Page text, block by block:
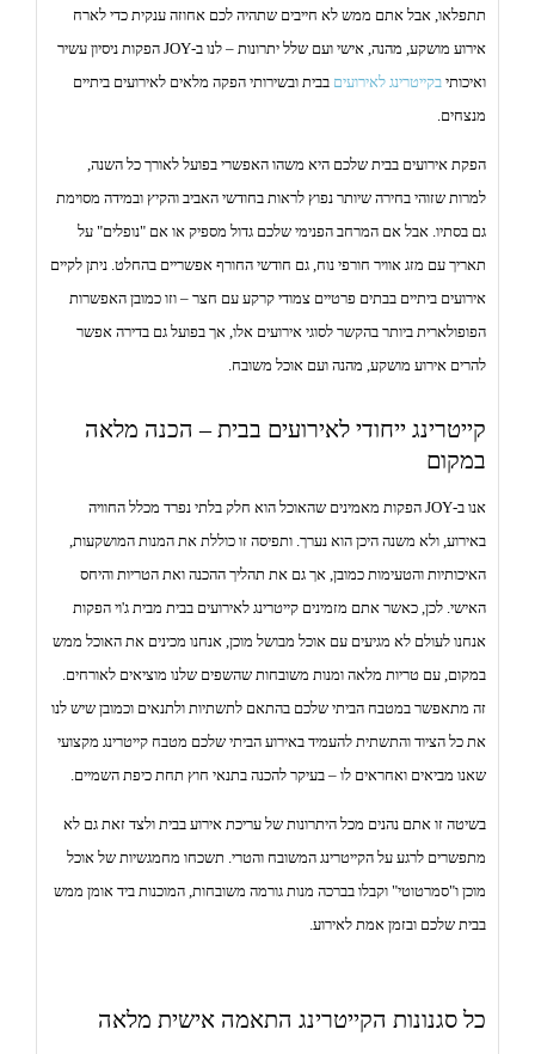
o
תתפלאו, אבל אתם ממש לא חייבים שתהיה לכם אחוזה ענקית כדי לארח
אירוע מושקע, מהנה, אישי ועם שלל יתרונות – לנו ב-JOY הפקות ניסיון עשיר
ואיכותי בקייטרינג לאירועים בבית ובשירותי הפקה מלאים לאירועים ביתיים
מנצחים.
הפקת אירועים בבית שלכם היא משהו האפשרי בפועל לאורך כל השנה,
למרות שזוהי בחירה שיותר נפוץ לראות בחודשי האביב והקיץ ובמידה מסוימת
גם בסתיו. אבל אם המרחב הפנימי שלכם גדול מספיק או אם "נופלים" על
תאריך עם מזג אוויר חורפי נוח, גם חודשי החורף אפשריים בהחלט. ניתן לקיים
אירועים ביתיים בבתים פרטיים צמודי קרקע עם חצר – וזו כמובן האפשרות
הפופולארית ביותר בהקשר לסוגי אירועים אלו, אך בפועל גם בדירה אפשר
להרים אירוע מושקע, מהנה ועם אוכל משובח.
קייטרינג ייחודי לאירועים בבית – הכנה מלאה
במקום
אנו ב-JOY הפקות מאמינים שהאוכל הוא חלק בלתי נפרד מכלל החוויה
באירוע, ולא משנה היכן הוא נערך. ותפיסה זו כוללת את המנות המושקעות,
האיכותיות והטעימות כמובן, אך גם את תהליך ההכנה ואת הטריות והיחס
האישי. לכן, כאשר אתם מזמינים קייטרינג לאירועים בבית מבית ג'וי הפקות
אנחנו לעולם לא מגיעים עם אוכל מבושל מוכן, אנחנו מכינים את האוכל ממש
במקום, עם טריות מלאה ומנות משובחות שהשפים שלנו מוציאים לאורחים.
זה מתאפשר במטבח הביתי שלכם בהתאם לתשתיות ולתנאים וכמובן שיש לנו
את כל הציוד והתשתית להעמיד באירוע הביתי שלכם מטבח קייטרינג מקצועי
שאנו מביאים ואחראים לו – בעיקר להכנה בתנאי חוץ תחת כיפת השמיים.
בשיטה זו אתם נהנים מכל היתרונות של עריכת אירוע בבית ולצד זאת גם לא
מתפשרים לרגע על הקייטרינג המשובח והטרי. תשכחו מחמגשיות של אוכל
מוכן ו"סמרטוטי" וקבלו בברכה מנות גורמה משובחות, המוכנות ביד אומן ממש
בבית שלכם ובזמן אמת לאירוע.
כל סגנונות הקייטרינג התאמה אישית מלאה